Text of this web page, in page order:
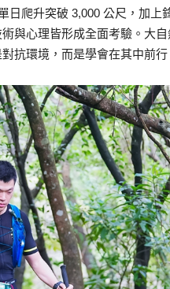
日爬升突破 3,000 公尺，加上
與心理皆形成全面考驗。大
抗環境，而是學會在其中前行